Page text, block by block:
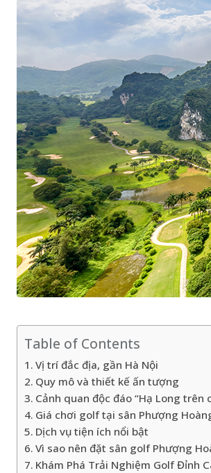
Table of Contents
Vị trí đắc địa, gần Hà Nội
Quy mô và thiết kế ấn tượng
Cảnh quan độc đáo “Hạ Long trên
Giá chơi golf tại sân Phượng
Dịch vụ tiện ích nổi bật
Vì sao nên đặt sân golf Phượng
Khám Phá Trải Nghiệm Golf Đỉnh